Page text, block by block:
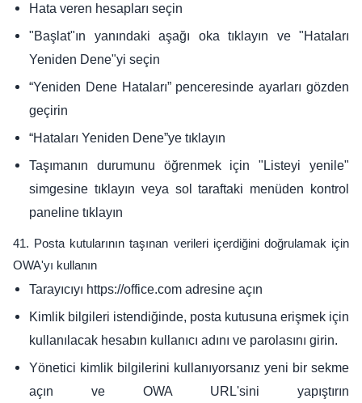
Hata veren hesapları seçin
"Başlat"ın yanındaki aşağı oka tıklayın ve "Hataları
Yeniden Dene"yi seçin
“Yeniden Dene Hataları” penceresinde ayarları gözden
geçirin
“Hataları Yeniden Dene”ye tıklayın
Taşımanın durumunu öğrenmek için "Listeyi yenile"
simgesine tıklayın veya sol taraftaki menüden kontrol
paneline tıklayın
41. Posta kutularının taşınan verileri içerdiğini doğrulamak için
OWA'yı kullanın
Tarayıcıyı https://office.com adresine açın
Kimlik bilgileri istendiğinde, posta kutusuna erişmek için
kullanılacak hesabın kullanıcı adını ve parolasını girin.
Yönetici kimlik bilgilerini kullanıyorsanız yeni bir sekme
açın ve OWA URL'sini yapıştırın